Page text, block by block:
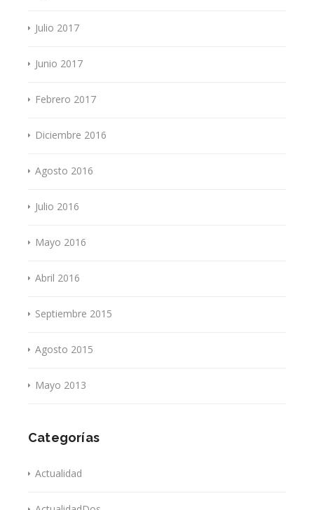
Julio 2017
Junio 2017
Febrero 2017
Diciembre 2016
Agosto 2016
Julio 2016
Mayo 2016
Abril 2016
Septiembre 2015
Agosto 2015
Mayo 2013
Categorías
Actualidad